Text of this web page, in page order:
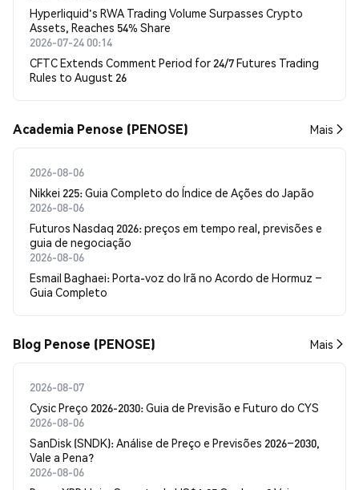
Hyperliquid's RWA Trading Volume Surpasses Crypto
Assets, Reaches 54% Share
2026-07-24 00:14
CFTC Extends Comment Period for 24/7 Futures Trading
Rules to August 26
Academia Penose (PENOSE) Mais
2026-08-06
Nikkei 225: Guia Completo do Índice de Ações do Japão
2026-08-06
Futuros Nasdaq 2026: preços em tempo real, previsões e
guia de negociação
2026-08-06
Esmail Baghaei: Porta-voz do Irã no Acordo de Hormuz –
Guia Completo
Blog Penose (PENOSE) Mais
2026-08-07
Cysic Preço 2026-2030: Guia de Previsão e Futuro do CYS
2026-08-06
SanDisk (SNDK): Análise de Preço e Previsões 2026–2030,
Vale a Pena?
2026-08-06